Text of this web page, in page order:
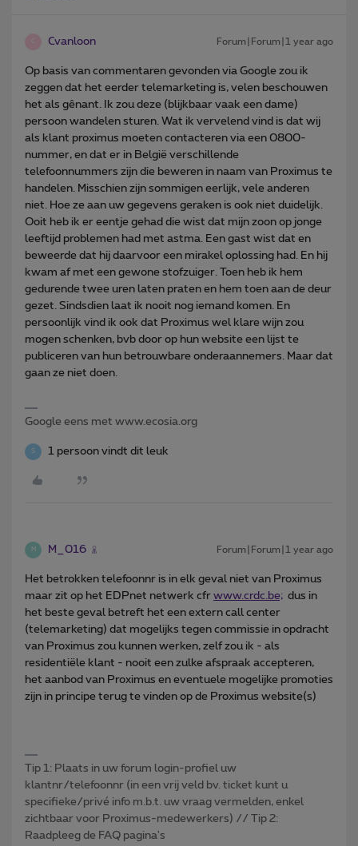
Cvanloon Forum|Forum|1 year ago
Op basis van commentaren gevonden via Google zou ik
zeggen dat het eerder telemarketing is, velen beschouwen
het als gênant. Ik zou deze (blijkbaar vaak een dame)
persoon wandelen sturen. Wat ik vervelend vind is dat wij
als klant proximus moeten contacteren via een 0800-
nummer, en dat er in België verschillende
telefoonnummers zijn die beweren in naam van Proximus te
handelen. Misschien zijn sommigen eerlijk, vele anderen
niet. Hoe ze aan uw gegevens geraken is ook niet duidelijk.
Ooit heb ik er eentje gehad die wist dat mijn zoon op jonge
leeftijd problemen had met astma. Een gast wist dat en
beweerde dat hij daarvoor een mirakel oplossing had. En hij
kwam af met een gewone stofzuiger. Toen heb ik hem
gedurende twee uren laten praten en hem toen aan de deur
gezet. Sindsdien laat ik nooit nog iemand komen. En
persoonlijk vind ik ook dat Proximus wel klare wijn zou
mogen schenken, bvb door op hun website een lijst te
publiceren van hun betrouwbare onderaannemers. Maar dat
gaan ze niet doen.
Google eens met www.ecosia.org
S 1 persoon vindt dit leuk
M M_016 Forum|Forum|1 year ago
Het betrokken telefoonnr is in elk geval niet van Proximus
maar zit op het EDPnet netwerk cfr www.crdc.be; dus in
het beste geval betreft het een extern call center
(telemarketing) dat mogelijks tegen commissie in opdracht
van Proximus zou kunnen werken, zelf zou ik - als
residentiële klant - nooit een zulke afspraak accepteren,
het aanbod van Proximus en eventuele mogelijke promoties
zijn in principe terug te vinden op de Proximus website(s)
Tip 1: Plaats in uw forum login-profiel uw
klantnr/telefoonnr (in een vrij veld bv. ticket kunt u
specifieke/privé info m.b.t. uw vraag vermelden, enkel
zichtbaar voor Proximus-medewerkers) // Tip 2:
Raadpleeg de FAQ pagina's